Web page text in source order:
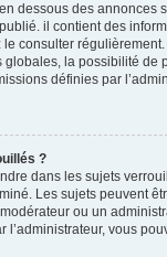
dessous des annonces
il contient des
consulter
globales, la possibilité de
définies par
?
dans les sujets
Les sujets peuvent
ou un
l’administrateur, vous